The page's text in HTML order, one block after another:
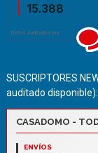
SUSCRIPTORES
auditado disponible):